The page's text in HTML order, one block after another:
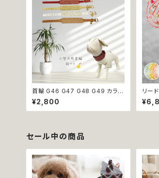
品交換不可
首輪 G46 G47 G48 G49 カラー
アクセサリー 鈴付き ストーン 小型
犬 犬 猫 犬服 猫服 犬の服 猫の服
ペット 返品交換不可
¥2,800
リー
P204
ード
ん ク
セール中の商品